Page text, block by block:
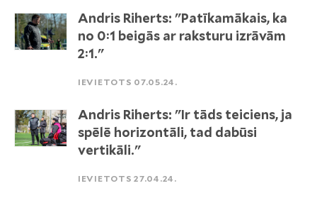
Andris Riherts: "Patīkamākais, ka
no 0:1 beigās ar raksturu izrāvām
2:1."
IEVIETOTS 07.05.24.
Andris Riherts: "Ir tāds teiciens, ja
spēlē horizontāli, tad dabūsi
vertikāli."
IEVIETOTS 27.04.24.